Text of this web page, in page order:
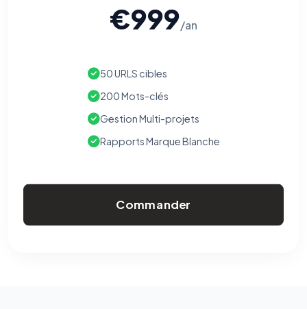
€999/an
50 URLS cibles
200 Mots-clés
Gestion Multi-projets
Rapports Marque Blanche
Commander